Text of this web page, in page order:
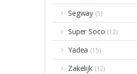
Segway (5)
Super Soco (12)
Yadea (15)
Zakelijk (12)